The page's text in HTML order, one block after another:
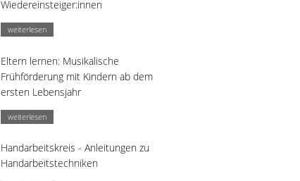
Wiedereinsteiger:innen
weiterlesen
Eltern lernen: Musikalische
Frühförderung mit Kindern ab dem
ersten Lebensjahr
weiterlesen
Handarbeitskreis - Anleitungen zu
Handarbeitstechniken